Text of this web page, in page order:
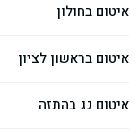
איטום בחולון
איטום בראשון לציון
איטום גג בהתזה